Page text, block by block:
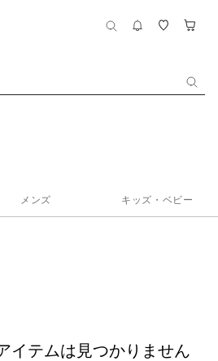
メンズ キッズ・ベビー
イテムは見つかりません